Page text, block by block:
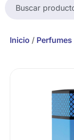
Inicio / Perfumes